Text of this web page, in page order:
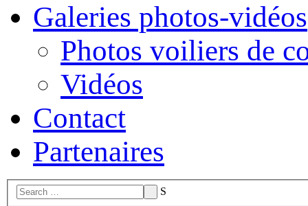
Galeries photos-vidéos
Photos voiliers de
Vidéos
Contact
Partenaires
S